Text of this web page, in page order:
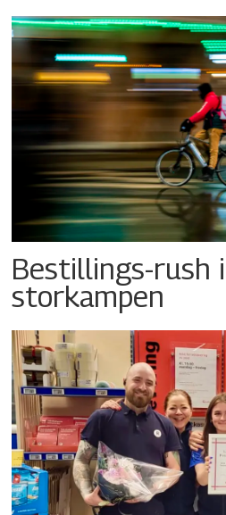
Bestillings-rush
storkampen